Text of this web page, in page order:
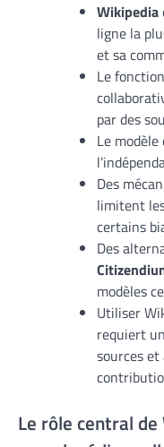
Wikipedia
ligne la
et sa
Le
par des
Le
Des
limitent
certains
Des
modèles
Utiliser
requiert
sources
Le rôle central